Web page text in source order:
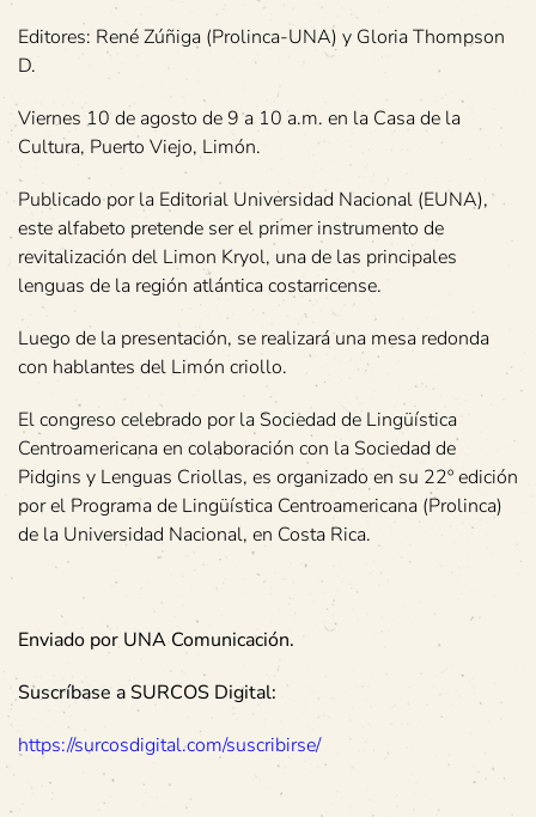
Editores: René Zúñiga (Prolinca-UNA) y Gloria Thompson
D.
Viernes 10 de agosto de 9 a 10 a.m. en la Casa de la
Cultura, Puerto Viejo, Limón.
Publicado por la Editorial Universidad Nacional (EUNA),
este alfabeto pretende ser el primer instrumento de
revitalización del Limon Kryol, una de las principales
lenguas de la región atlántica costarricense.
Luego de la presentación, se realizará una mesa redonda
con hablantes del Limón criollo.
El congreso celebrado por la Sociedad de Lingüística
Centroamericana en colaboración con la Sociedad de
Pidgins y Lenguas Criollas, es organizado en su 22º edición
por el Programa de Lingüística Centroamericana (Prolinca)
de la Universidad Nacional, en Costa Rica.
Enviado por UNA Comunicación.
Suscríbase a SURCOS Digital:
https://surcosdigital.com/suscribirse/